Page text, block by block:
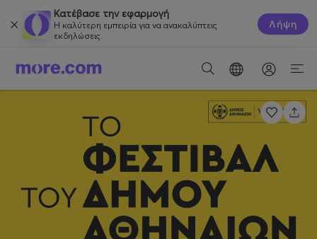
Κατέβασε την εφαρμογή
Η καλύτερη εμπειρία για να ανακαλύπτεις
εκδηλώσεις.
Λήψη